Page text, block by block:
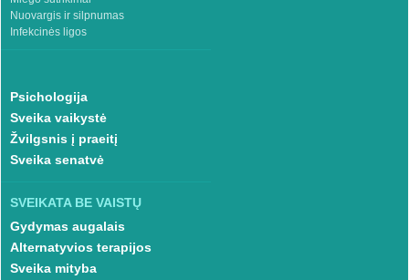
Nuovargis ir silpnumas
Infekcinės ligos
Psichologija
Sveika vaikystė
Žvilgsnis į praeitį
Sveika senatvė
SVEIKATA BE VAISTŲ
Gydymas augalais
Alternatyvios terapijos
Sveika mityba